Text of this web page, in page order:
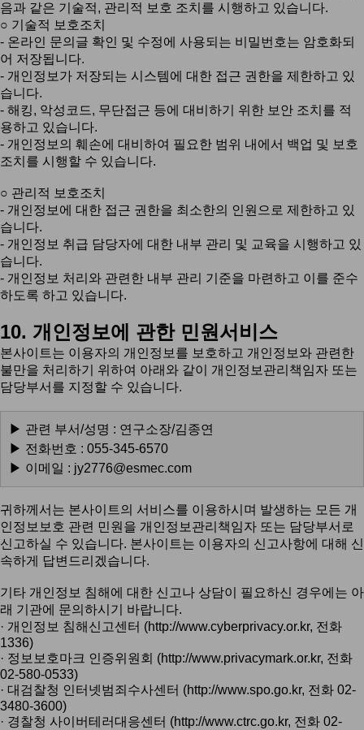
음과 같은 기술적, 관리적 보호 조치를 시행하고 있습니다.
○ 기술적 보호조치
- 온라인 문의글 확인 및 수정에 사용되는 비밀번호는 암호화되
어 저장됩니다.
- 개인정보가 저장되는 시스템에 대한 접근 권한을 제한하고 있
습니다.
- 해킹, 악성코드, 무단접근 등에 대비하기 위한 보안 조치를 적
용하고 있습니다.
- 개인정보의 훼손에 대비하여 필요한 범위 내에서 백업 및 보호
조치를 시행할 수 있습니다.
○ 관리적 보호조치
- 개인정보에 대한 접근 권한을 최소한의 인원으로 제한하고 있
습니다.
- 개인정보 취급 담당자에 대한 내부 관리 및 교육을 시행하고 있
습니다.
- 개인정보 처리와 관련한 내부 관리 기준을 마련하고 이를 준수
하도록 하고 있습니다.
10. 개인정보에 관한 민원서비스
본사이트는 이용자의 개인정보를 보호하고 개인정보와 관련한
불만을 처리하기 위하여 아래와 같이 개인정보관리책임자 또는
담당부서를 지정할 수 있습니다.
▶ 관련 부서/성명 : 연구소장/김종연
▶ 전화번호 : 055-345-6570
▶ 이메일 : jy2776@esmec.com
귀하께서는 본사이트의 서비스를 이용하시며 발생하는 모든 개
인정보보호 관련 민원을 개인정보관리책임자 또는 담당부서로
신고하실 수 있습니다. 본사이트는 이용자의 신고사항에 대해 신
속하게 답변드리겠습니다.
기타 개인정보 침해에 대한 신고나 상담이 필요하신 경우에는 아
래 기관에 문의하시기 바랍니다.
· 개인정보 침해신고센터 (http://www.cyberprivacy.or.kr, 전화
1336)
· 정보보호마크 인증위원회 (http://www.privacymark.or.kr, 전화
02-580-0533)
· 대검찰청 인터넷범죄수사센터 (http://www.spo.go.kr, 전화 02-
3480-3600)
· 경찰청 사이버테러대응센터 (http://www.ctrc.go.kr, 전화 02-